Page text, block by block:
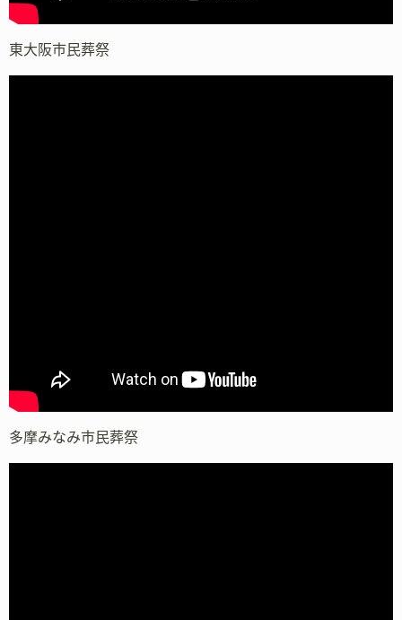
東大阪市民葬祭
多摩みなみ市民葬祭